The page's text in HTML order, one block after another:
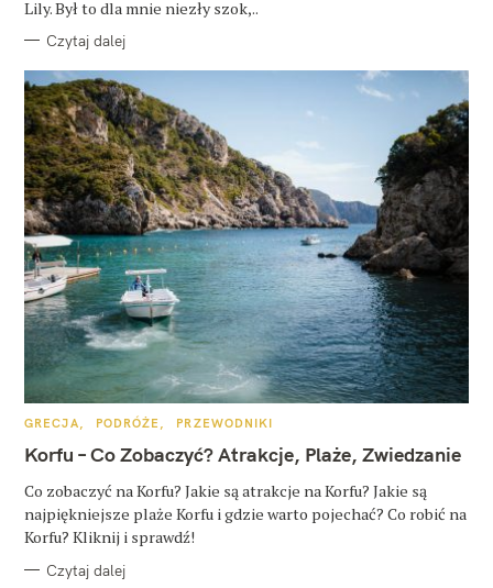
Lily. Był to dla mnie niezły szok,..
Czytaj dalej
K
T
E
O
R
I
GRECJA PODRÓŻE PRZEWODNIKI
Korfu – Co Zobaczyć? Atrakcje, Plaże, Zwiedzanie
Co zobaczyć na Korfu? Jakie są atrakcje na Korfu? Jakie są
najpiękniejsze plaże Korfu i gdzie warto pojechać? Co robić na
Korfu? Kliknij i sprawdź!
Czytaj dalej